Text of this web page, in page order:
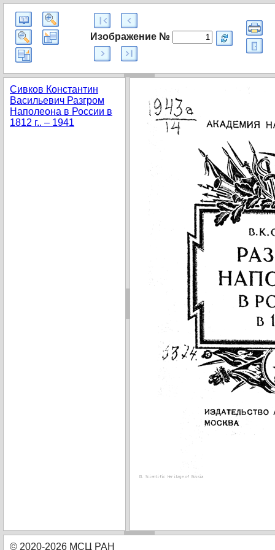
Изображение №
© 2020-2026 МСЦ РАН
Сивков Константин
Васильевич Разгром
Наполеона в России в
1812 г.. – 1941